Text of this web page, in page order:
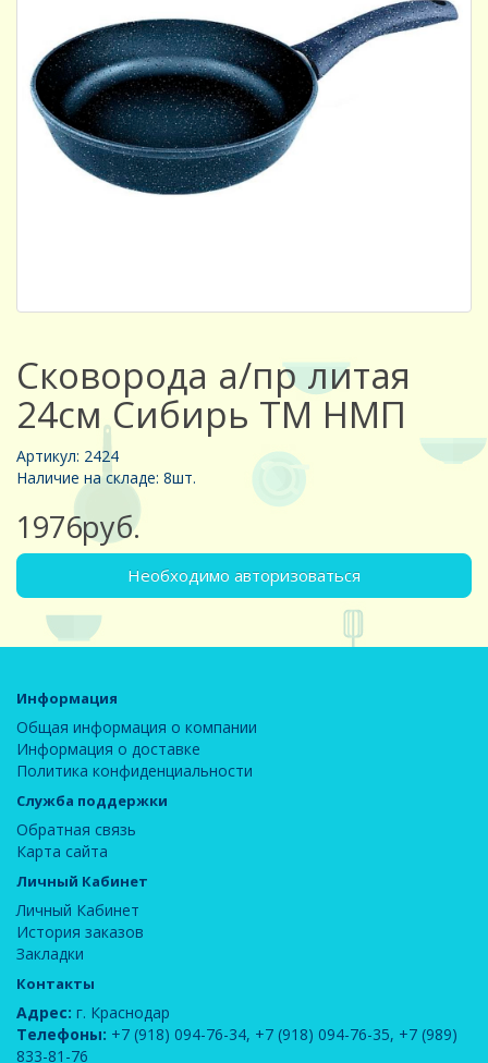
Сковорода а/пр литая
24см Сибирь ТМ НМП
Артикул: 2424
Наличие на складе: 8шт.
1976руб.
Необходимо авторизоваться
Информация
Общая информация о компании
Информация о доставке
Политика конфиденциальности
Служба поддержки
Обратная связь
Карта сайта
Личный Кабинет
Личный Кабинет
История заказов
Закладки
Контакты
Адрес: г. Краснодар
Телефоны: +7 (918) 094-76-34, +7 (918) 094-76-35, +7 (989)
833-81-76